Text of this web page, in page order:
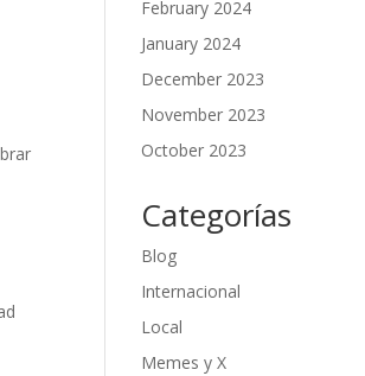
February 2024
January 2024
December 2023
November 2023
October 2023
Categorías
Blog
Internacional
Local
Memes y X